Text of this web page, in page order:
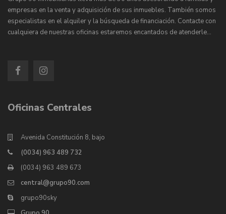
empresas en la venta y adquisición de sus inmuebles. También somos
especialistas en el alquiler y la búsqueda de financiación. Contacte con
cualquiera de nuestras oficinas estaremos encantados de atenderle…
Oficinas Centrales
Avenida Constitución 8, bajo
(0034) 963 489 732
(0034) 963 489 673
central@grupo90.com
grupo90sky